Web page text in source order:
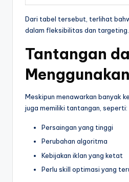
Dari tabel tersebut, terlihat
dalam fleksibilitas dan targeting.
Tantangan
Meskipun menawarkan banyak
juga memiliki tantangan, seperti:
Persaingan yang tinggi
Perubahan algoritma
Kebijakan iklan yang ketat
Perlu skill optimasi yang